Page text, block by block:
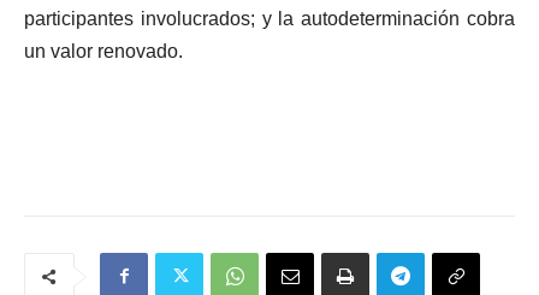
participantes involucrados; y la autodeterminación cobra
un valor renovado.